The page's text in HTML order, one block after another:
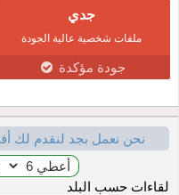
جدي
ملفات شخصية عالية الجودة
جودة مؤكدة
نحن نعمل بجد لنقدم لك
لقاءات حسب البلد